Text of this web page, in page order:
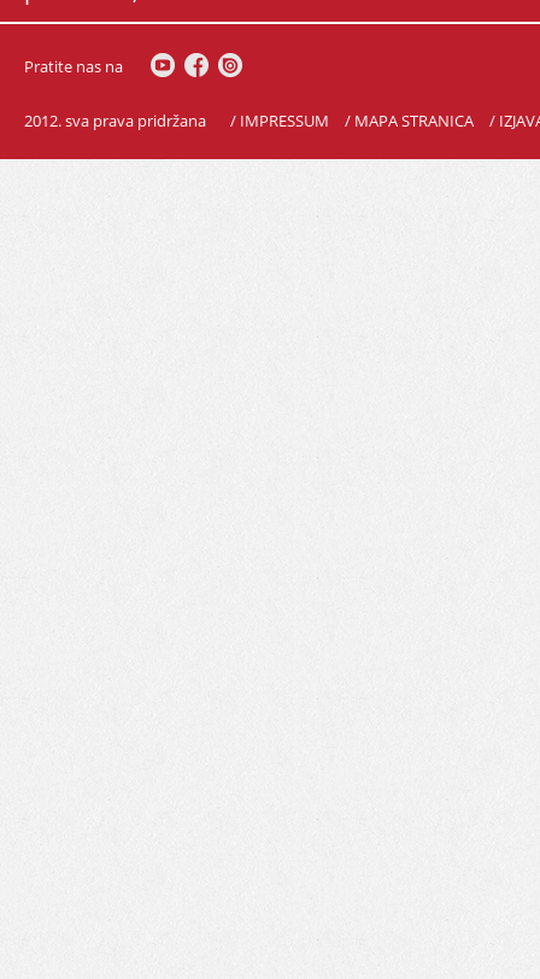
Pratite nas na
2012. sva prava pridržana / IMPRESSUM / MAPA STRANICA /